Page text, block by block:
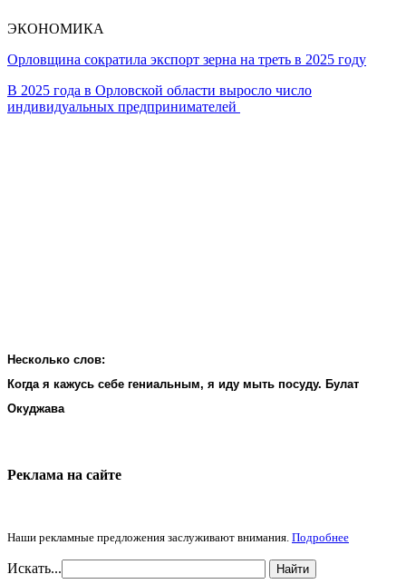
ЭКОНОМИКА
Орловщина сократила экспорт зерна на треть в 2025 году
В 2025 года в Орловской области выросло число
индивидуальных предпринимателей
Несколько слов:
Когда я кажусь себе гениальным, я иду мыть посуду. Булат
Окуджава
Реклама на cайте
Наши рекламные предложения заслуживают внимания. Подробнее
Искать... Найти